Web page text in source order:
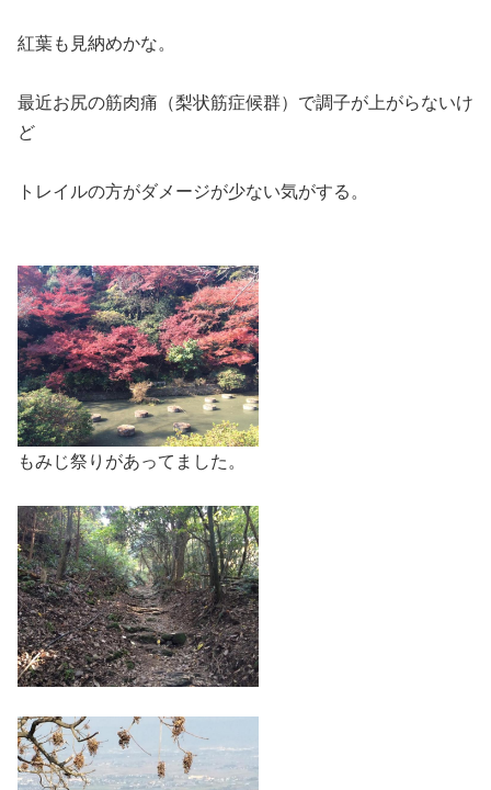
紅葉も見納めかな。
最近お尻の筋肉痛（梨状筋症候群）で調子が上がらないけ
ど
トレイルの方がダメージが少ない気がする。
もみじ祭りがあってました。